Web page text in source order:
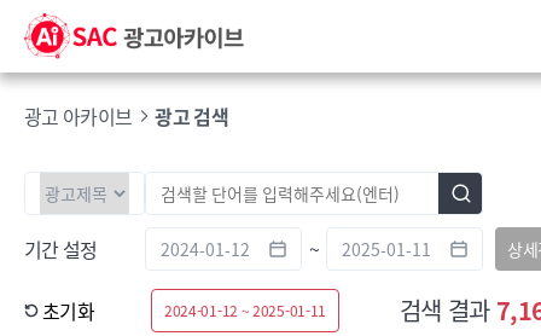
광고 아카이브 광고 검색
기간 설정 ~ 상
초기화 2024-01-12 ~ 2025-01-11 검색 결과